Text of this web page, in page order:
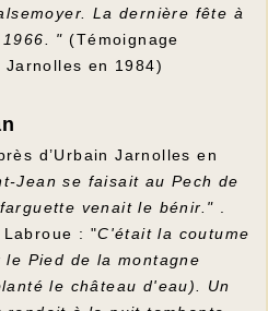
La dernière fête à
1966. "(Témoignage
Jarnolles en 1984)
d’Urbain Jarnolles en
Jean se faisait au Pech de
venait le bénir."
Labroue : "C'était la coutume
Pied de la montagne
le château d'eau). Un